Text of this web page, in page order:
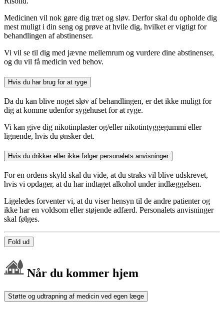
Medicinen vil nok gøre dig træt og sløv. Derfor skal du opholde dig
mest muligt i din seng og prøve at hvile dig, hvilket er vigtigt for
behandlingen af abstinenser.
Vi vil se til dig med jævne mellemrum og vurdere dine abstinenser,
og du vil få medicin ved behov.
Hvis du har brug for at ryge
Da du kan blive noget sløv af behandlingen, er det ikke muligt for
dig at komme udenfor sygehuset for at ryge.
Vi kan give dig nikotinplaster og/eller nikotintyggegummi eller
lignende, hvis du ønsker det.
Hvis du drikker eller ikke følger personalets anvisninger
For en ordens skyld skal du vide, at du straks vil blive udskrevet,
hvis vi opdager, at du har indtaget alkohol under indlæggelsen.
Ligeledes forventer vi, at du viser hensyn til de andre patienter og
ikke har en voldsom eller støjende adfærd. Personalets anvisninger
skal følges.
Fold ud
Når du kommer hjem
Støtte og udtrapning af medicin ved egen læge